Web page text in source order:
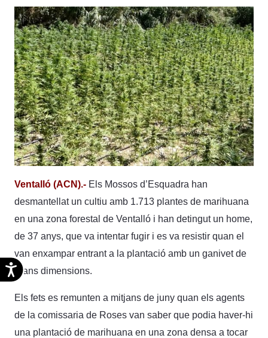
Accesibilidad
Ventalló (ACN).- Els Mossos d’Esquadra han
desmantellat un cultiu amb 1.713 plantes de marihuana
en una zona forestal de Ventalló i han detingut un home,
de 37 anys, que va intentar fugir i es va resistir quan el
van enxampar entrant a la plantació amb un ganivet de
grans dimensions.
Els fets es remunten a mitjans de juny quan els agents
de la comissaria de Roses van saber que podia haver-hi
una plantació de marihuana en una zona densa a tocar